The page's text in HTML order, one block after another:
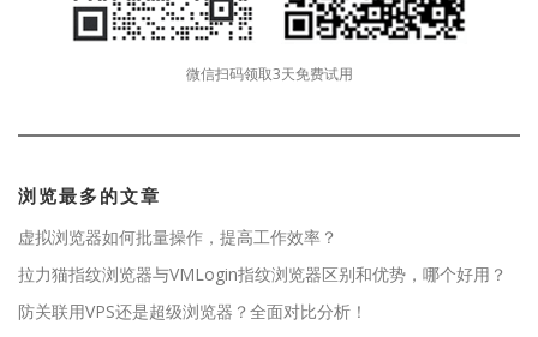
微信扫码领取3天免费试用
浏览最多的文章
虚拟浏览器如何批量操作，提高工作效率？
拉力猫指纹浏览器与VMLogin指纹浏览器区别和优势，哪个好用？
防关联用VPS还是超级浏览器？全面对比分析！